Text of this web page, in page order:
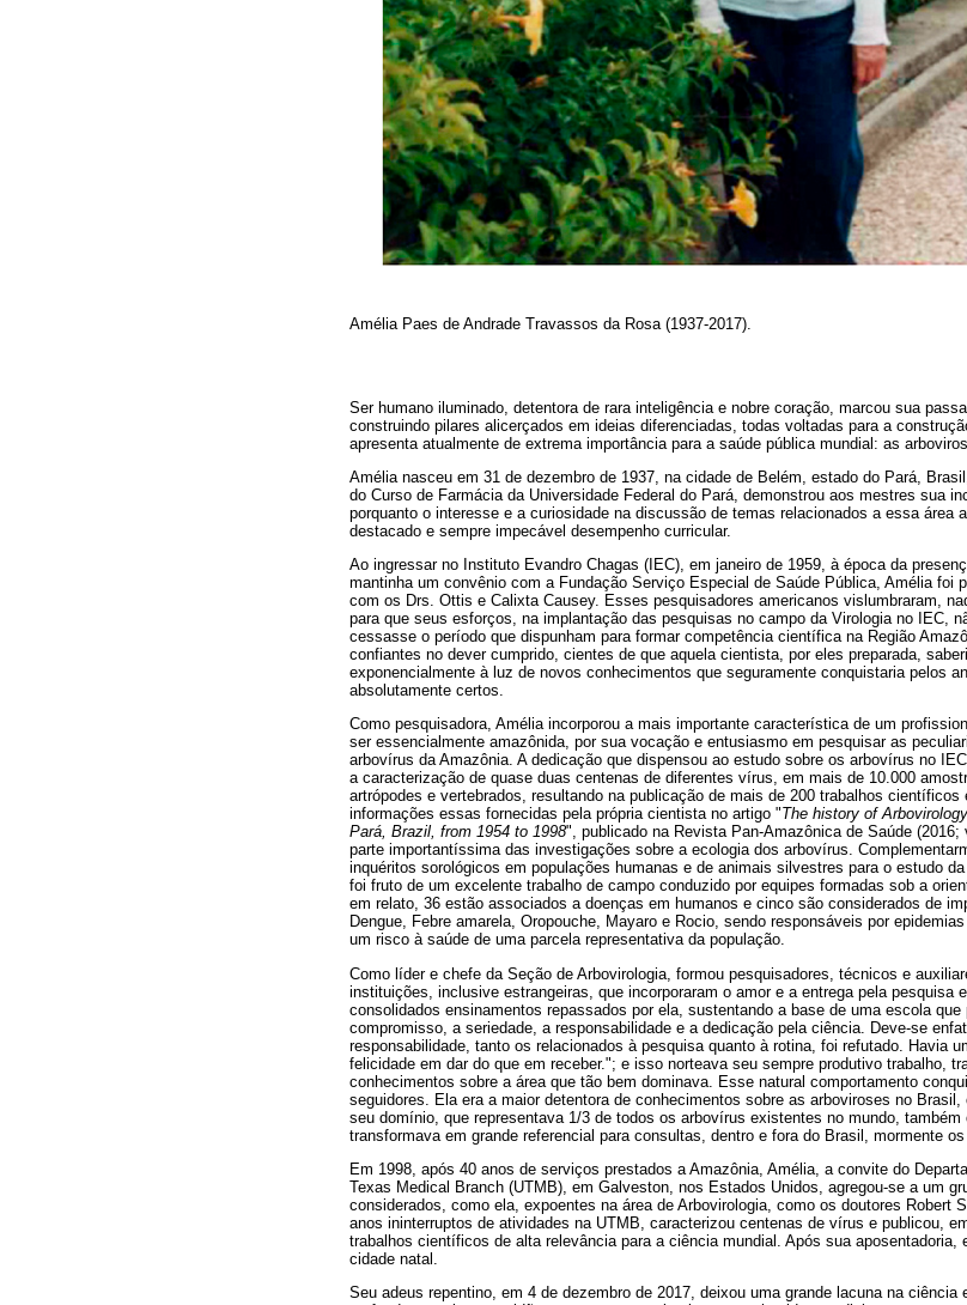
Amélia Paes de Andrade Travassos da Rosa (1937-2017).
Ser humano iluminado, detentora de rara inteligência e nobre coração, marcou sua
construindo pilares alicerçados em ideias diferenciadas, todas voltadas para a
apresenta atualmente de extrema importância para a saúde pública mundial: as
Amélia nasceu em 31 de dezembro de 1937, na cidade de Belém, estado do Pará,
do Curso de Farmácia da Universidade Federal do Pará, demonstrou aos mestres sua
porquanto o interesse e a curiosidade na discussão de temas relacionados a essa área
destacado e sempre impecável desempenho curricular.
Ao ingressar no Instituto Evandro Chagas (IEC), em janeiro de 1959, à época da
mantinha um convênio com a Fundação Serviço Especial de Saúde Pública, Amélia foi
com os Drs. Ottis e Calixta Causey. Esses pesquisadores americanos vislumbraram,
para que seus esforços, na implantação das pesquisas no campo da Virologia no IEC,
cessasse o período que dispunham para formar competência científica na Região
confiantes no dever cumprido, cientes de que aquela cientista, por eles preparada,
exponencialmente à luz de novos conhecimentos que seguramente conquistaria pelos
absolutamente certos.
Como pesquisadora, Amélia incorporou a mais importante característica de um
ser essencialmente amazônida, por sua vocação e entusiasmo em pesquisar as
arbovírus da Amazônia. A dedicação que dispensou ao estudo sobre os arbovírus no
a caracterização de quase duas centenas de diferentes vírus, em mais de 10.000
artrópodes e vertebrados, resultando na publicação de mais de 200 trabalhos
informações essas fornecidas pela própria cientista no artigo "The history of
Pará, Brazil, from 1954 to 1998", publicado na Revista Pan-Amazônica de Saúde
parte importantíssima das investigações sobre a ecologia dos arbovírus.
inquéritos sorológicos em populações humanas e de animais silvestres para o estudo
foi fruto de um excelente trabalho de campo conduzido por equipes formadas sob a
em relato, 36 estão associados a doenças em humanos e cinco são considerados de
Dengue, Febre amarela, Oropouche, Mayaro e Rocio, sendo responsáveis por
um risco à saúde de uma parcela representativa da população.
Como líder e chefe da Seção de Arbovirologia, formou pesquisadores, técnicos e
instituições, inclusive estrangeiras, que incorporaram o amor e a entrega pela pesquisa
consolidados ensinamentos repassados por ela, sustentando a base de uma escola
compromisso, a seriedade, a responsabilidade e a dedicação pela ciência. Deve-se
responsabilidade, tanto os relacionados à pesquisa quanto à rotina, foi refutado. Havia
felicidade em dar do que em receber."; e isso norteava seu sempre produtivo trabalho,
conhecimentos sobre a área que tão bem dominava. Esse natural comportamento
seguidores. Ela era a maior detentora de conhecimentos sobre as arboviroses no
seu domínio, que representava 1/3 de todos os arbovírus existentes no mundo,
transformava em grande referencial para consultas, dentro e fora do Brasil, mormente
Em 1998, após 40 anos de serviços prestados a Amazônia, Amélia, a convite do
Texas Medical Branch (UTMB), em Galveston, nos Estados Unidos, agregou-se a um
considerados, como ela, expoentes na área de Arbovirologia, como os doutores Robert
anos ininterruptos de atividades na UTMB, caracterizou centenas de vírus e publicou,
trabalhos científicos de alta relevância para a ciência mundial. Após sua aposentadoria,
cidade natal.
Seu adeus repentino, em 4 de dezembro de 2017, deixou uma grande lacuna na